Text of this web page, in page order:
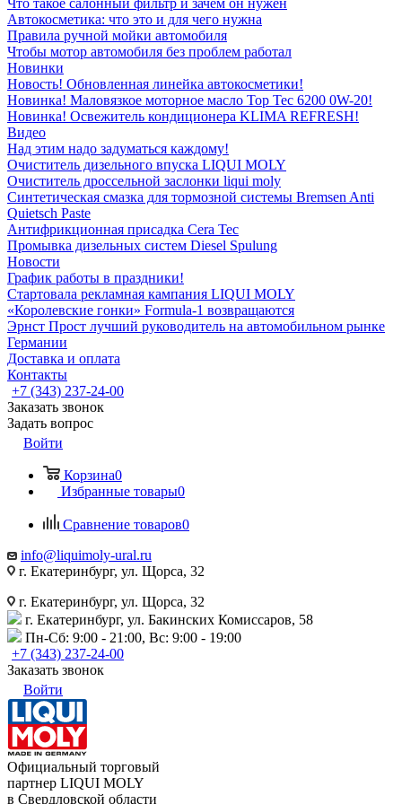
Что такое салонный фильтр и зачем он нужен
Автокосметика: что это и для чего нужна
Правила ручной мойки автомобиля
Чтобы мотор автомобиля без проблем работал
Новинки
Новость! Обновленная линейка автокосметики!
Новинка! Маловязкое моторное масло Top Tec 6200 0W-20!
Новинка! Освежитель кондиционера KLIMA REFRESH!
Видео
Над этим надо задуматься каждому!
Очиститель дизельного впуска LIQUI MOLY
Очиститель дроссельной заслонки liqui moly
Синтетическая смазка для тормозной системы Bremsen Anti
Quietsch Paste
Антифрикционная присадка Cera Tec
Промывка дизельных систем Diesel Spulung
Новости
График работы в праздники!
Стартовала рекламная кампания LIQUI MOLY
«Королевские гонки» Formula-1 возвращаются
Эрнст Прост лучший руководитель на автомобильном рынке
Германии
Доставка и оплата
Контакты
+7 (343) 237-24-00
Заказать звонок
Задать вопрос
Войти
Корзина0
Избранные товары0
Сравнение товаров0
info@liquimoly-ural.ru
г. Екатеринбург, ул. Щорса, 32
г. Екатеринбург, ул. Щорса, 32
г. Екатеринбург, ул. Бакинских Комиссаров, 58
Пн-Сб: 9:00 - 21:00, Вс: 9:00 - 19:00
+7 (343) 237-24-00
Заказать звонок
Войти
Официальный торговый
партнер LIQUI MOLY
в Свердловской области